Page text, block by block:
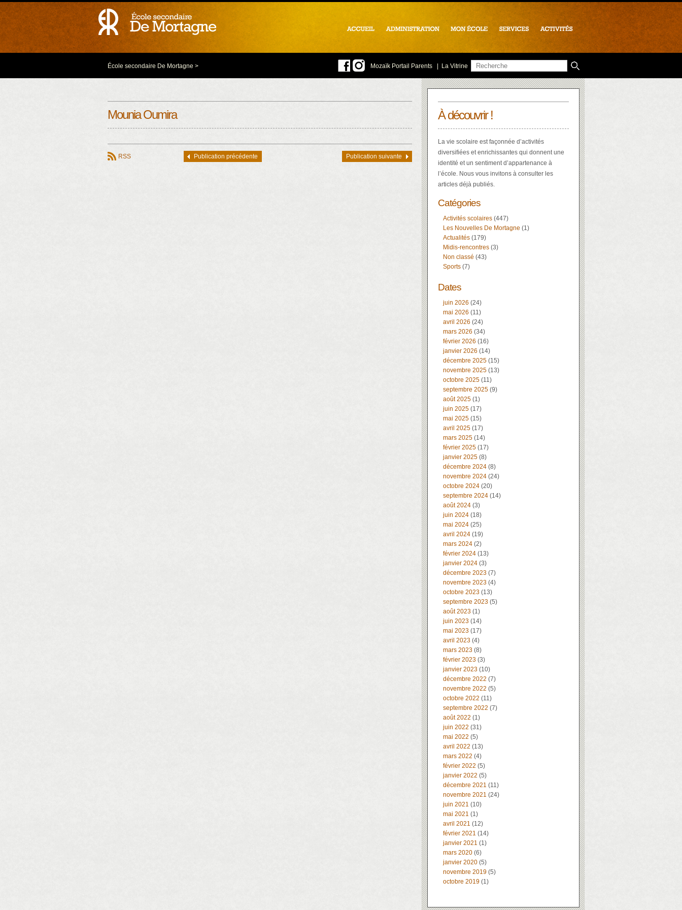
École secondaire De Mortagne > Mozaïk Portail Parents La Vitrine
Mounia Oumira
RSS Publication précédente Publication suivante
À découvrir !
La vie scolaire est façonnée d’activités
diversifiées et enrichissantes qui donnent une
identité et un sentiment d’appartenance à
l’école. Nous vous invitons à consulter les
articles déjà publiés.
Catégories
Activités scolaires (447)
Les Nouvelles De Mortagne (1)
Actualités (179)
Midis-rencontres (3)
Non classé (43)
Sports (7)
Dates
juin 2026 (24)
mai 2026 (11)
avril 2026 (24)
mars 2026 (34)
février 2026 (16)
janvier 2026 (14)
décembre 2025 (15)
novembre 2025 (13)
octobre 2025 (11)
septembre 2025 (9)
août 2025 (1)
juin 2025 (17)
mai 2025 (15)
avril 2025 (17)
mars 2025 (14)
février 2025 (17)
janvier 2025 (8)
décembre 2024 (8)
novembre 2024 (24)
octobre 2024 (20)
septembre 2024 (14)
août 2024 (3)
juin 2024 (18)
mai 2024 (25)
avril 2024 (19)
mars 2024 (2)
février 2024 (13)
janvier 2024 (3)
décembre 2023 (7)
novembre 2023 (4)
octobre 2023 (13)
septembre 2023 (5)
août 2023 (1)
juin 2023 (14)
mai 2023 (17)
avril 2023 (4)
mars 2023 (8)
février 2023 (3)
janvier 2023 (10)
décembre 2022 (7)
novembre 2022 (5)
octobre 2022 (11)
septembre 2022 (7)
août 2022 (1)
juin 2022 (31)
mai 2022 (5)
avril 2022 (13)
mars 2022 (4)
février 2022 (5)
janvier 2022 (5)
décembre 2021 (11)
novembre 2021 (24)
juin 2021 (10)
mai 2021 (1)
avril 2021 (12)
février 2021 (14)
janvier 2021 (1)
mars 2020 (6)
janvier 2020 (5)
novembre 2019 (5)
octobre 2019 (1)